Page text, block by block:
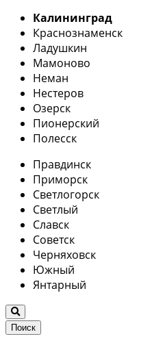
Калининград
Краснознаменск
Ладушкин
Мамоново
Неман
Нестеров
Озерск
Пионерский
Полесск
Правдинск
Приморск
Светлогорск
Светлый
Славск
Советск
Черняховск
Южный
Янтарный
Поиск